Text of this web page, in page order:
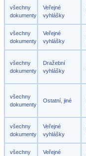
všechny
dokumenty
Veřejné
vyhlášky
všechny
dokumenty
Veřejné
vyhlášky
všechny
dokumenty
Dražební
vyhlášky
všechny
dokumenty
Ostatní, jiné
všechny
dokumenty
Veřejné
vyhlášky
všechny
Veřejné